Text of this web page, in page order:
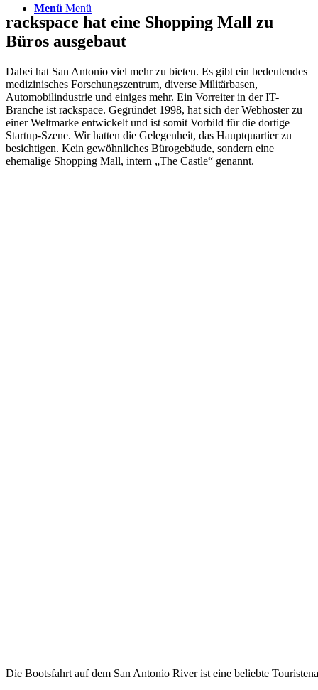
Menü Menü
rackspace hat eine Shopping Mall zu
Büros ausgebaut
Dabei hat San Antonio viel mehr zu bieten. Es gibt ein bedeutendes
medizinisches Forschungszentrum, diverse Militärbasen,
Automobilindustrie und einiges mehr. Ein Vorreiter in der IT-
Branche ist rackspace. Gegründet 1998, hat sich der Webhoster zu
einer Weltmarke entwickelt und ist somit Vorbild für die dortige
Startup-Szene. Wir hatten die Gelegenheit, das Hauptquartier zu
besichtigen. Kein gewöhnliches Bürogebäude, sondern eine
ehemalige Shopping Mall, intern „The Castle“ genannt.
Die Bootsfahrt auf dem San Antonio River ist eine beliebte